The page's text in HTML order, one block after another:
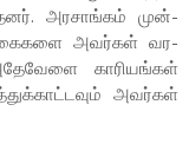
அர­சாங்கம் முன்­
அவர்கள் வர­
காரி­யங்கள்
அவர்கள்